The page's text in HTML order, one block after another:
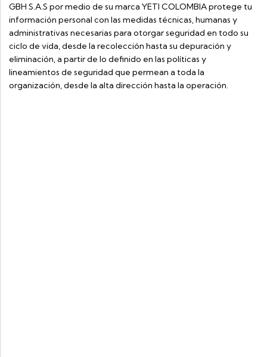
GBH S.A.S por medio de su marca YETI COLOMBIA protege tu
información personal con las medidas técnicas, humanas y
administrativas necesarias para otorgar seguridad en todo su
ciclo de vida, desde la recolección hasta su depuración y
eliminación, a partir de lo definido en las políticas y
lineamientos de seguridad que permean a toda la
organización, desde la alta dirección hasta la operación.